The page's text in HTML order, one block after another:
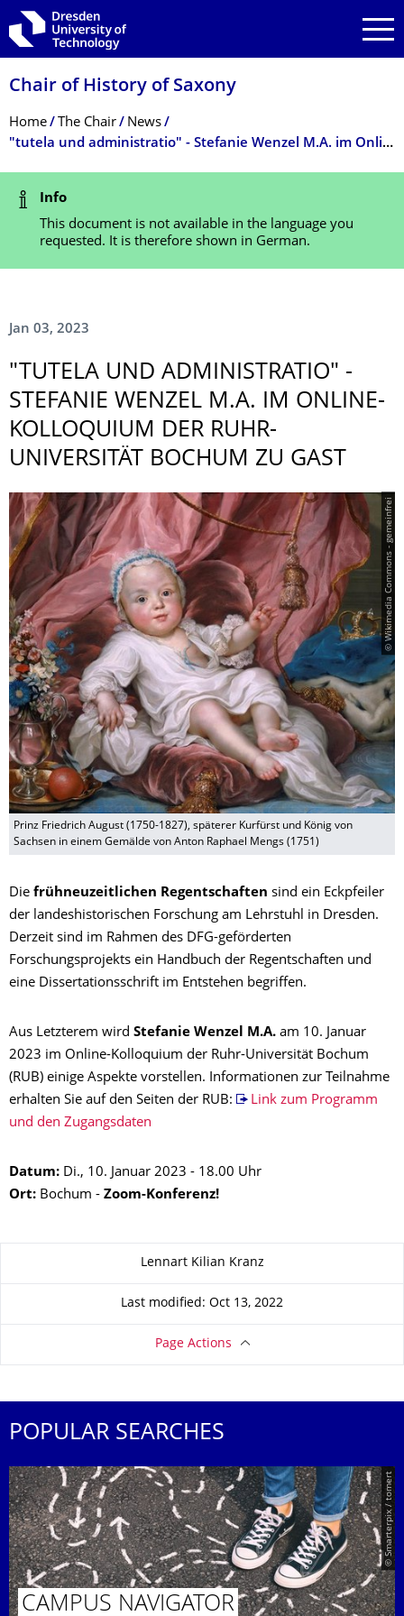
Skip to main navigation
Skip to search
Skip to content
Chair of History of Saxony
Breadcrumb Menu
Home The Chair
News
"tutela und administratio" - Stefanie Wenzel M.A. im Online-Kolloquium der Ruhr-Universität Bochum zu Gast
Status Message
Info
This document is not available in the language you
requested. It is therefore shown in German.
Jan 03, 2023
"TUTELA UND ADMINISTRATIO" -
STEFANIE WENZEL M.A. IM ONLINE-
KOLLOQUIUM DER RUHR-
UNIVERSITÄT BOCHUM ZU GAST
© Wikimedia Commons - gemeinfrei
Prinz Friedrich August (1750-1827), späterer Kurfürst und König von
Sachsen in einem Gemälde von Anton Raphael Mengs (1751)
Die frühneuzeitlichen Regentschaften sind ein Eckpfeiler
der landeshistorischen Forschung am Lehrstuhl in Dresden.
Derzeit sind im Rahmen des DFG-geförderten
Forschungsprojekts ein Handbuch der Regentschaften und
eine Dissertationsschrift im Entstehen begriffen.
Aus Letzterem wird Stefanie Wenzel M.A. am 10. Januar
2023 im Online-Kolloquium der Ruhr-Universität Bochum
(RUB) einige Aspekte vorstellen. Informationen zur Teilnahme
erhalten Sie auf den Seiten der RUB:
Link zum Programm
und den Zugangsdaten
Datum: Di., 10. Januar 2023 - 18.00 Uhr
Ort: Bochum - Zoom-Konferenz!
About this pageLennart Kilian Kranz
Last modified: Oct 13, 2022
Page Actions
POPULAR SEARCHES
© Smarterpix / tomert
CAMPUS NAVIGATOR